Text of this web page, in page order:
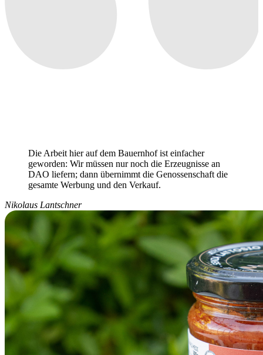
Die Arbeit hier auf dem Bauernhof ist einfacher
geworden: Wir müssen nur noch die Erzeugnisse an
DAO liefern; dann übernimmt die Genossenschaft die
gesamte Werbung und den Verkauf.
Nikolaus Lantschner